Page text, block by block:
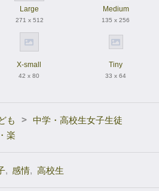
Large
271 x 512
Medium
135 x 256
X-small
42 x 80
Tiny
33 x 64
も > 中学・高校生女子生徒
楽
, 感情, 高校生